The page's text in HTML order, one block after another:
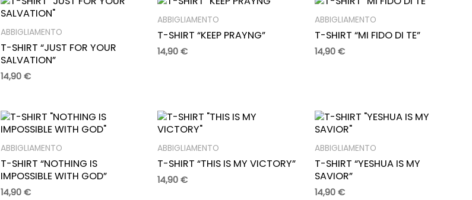
ABBIGLIAMENTO
T-SHIRT “JUST FOR YOUR
SALVATION”
14,90 €
ABBIGLIAMENTO
T-SHIRT “KEEP PRAYNG”
14,90€
ABBIGLIAMENTO
T-SHIRT “MI FIDO DI TE”
14,90€
ABBIGLIAMENTO
T-SHIRT “NOTHING IS
IMPOSSIBLE WITH GOD”
14,90 €
ABBIGLIAMENTO
T-SHIRT “THIS IS MY VICTORY”
14,90€
ABBIGLIAMENTO
T-SHIRT “YESHUA IS MY
SAVIOR”
14,90€